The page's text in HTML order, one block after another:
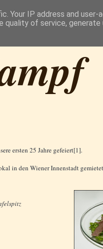
ersten 25 Jahre gefeiert[1].
in den Wiener Innenstadt
Your IP address and user-
quality of service, generate